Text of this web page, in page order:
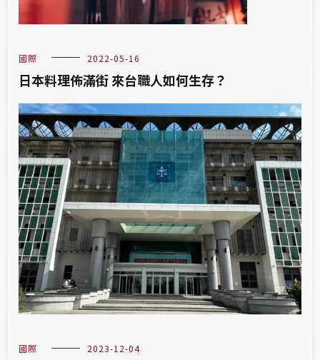
國際 2022-05-16
日本料理佈滿街 來台職人如何生存？
國際 2023-12-04